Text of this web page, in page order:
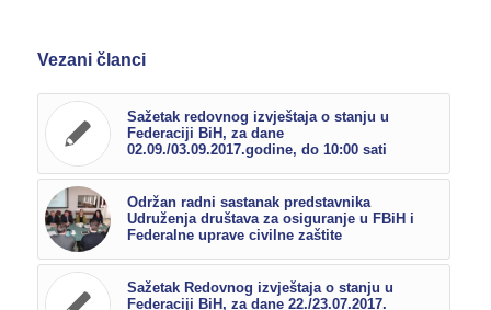
Vezani članci
Sažetak redovnog izvještaja o stanju u
Federaciji BiH, za dane
02.09./03.09.2017.godine, do 10:00 sati
Održan radni sastanak predstavnika
Udruženja društava za osiguranje u FBiH i
Federalne uprave civilne zaštite
Sažetak Redovnog izvještaja o stanju u
Federaciji BiH, za dane 22./23.07.2017.